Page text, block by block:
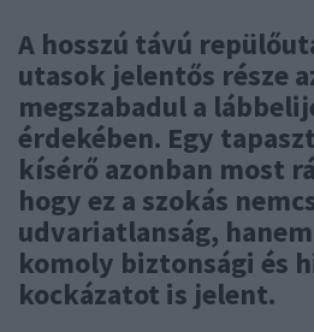
A hosszú távú
utasok jelentős része
megszabadul a
érdekében. Egy
kísérő azonban most
hogy ez a szokás
udvariatlanság,
komoly biztonsági és
kockázatot is jelent.